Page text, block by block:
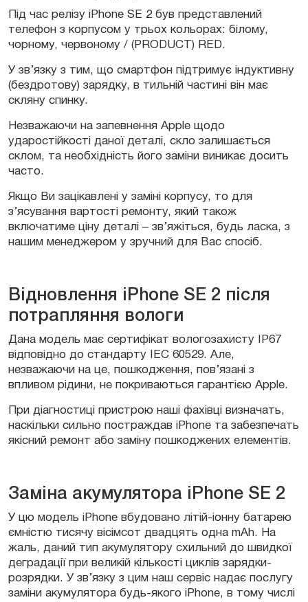
Під час релізу iPhone SE 2 був представлений
телефон з корпусом у трьох кольорах: білому,
чорному, червоному / (PRODUCT) RED.
У зв’язку з тим, що смартфон підтримує індуктивну
(бездротову) зарядку, в тильній частині він має
скляну спинку.
Незважаючи на запевнення Apple щодо
ударостійкості даної деталі, скло залишається
склом, та необхідність його заміни виникає досить
часто.
Якщо Ви зацікавлені у заміні корпусу, то для
з’ясування вартості ремонту, який також
включатиме ціну деталі – зв’яжіться, будь ласка, з
нашим менеджером у зручний для Вас спосіб.
Відновлення iPhone SE 2 після
потрапляння вологи
Дана модель має сертифікат вологозахисту IP67
відповідно до стандарту IEC 60529. Але,
незважаючи на це, пошкодження, пов’язані з
впливом рідини, не покриваються гарантією Apple.
При діагностиці пристрою наші фахівці визначать,
наскільки сильно постраждав iPhone та забезпечать
якісний ремонт або заміну пошкоджених елементів.
Заміна акумулятора iPhone SE 2
У цю модель iPhone вбудовано літій-іонну батарею
ємністю тисячу вісімсот двадцять одна mAh. На
жаль, даний тип акумулятору схильний до швидкої
деградації при великій кількості циклів зарядки-
розрядки. У зв’язку з цим наш сервіс надає послугу
заміни акумулятора будь-якого iPhone, в тому числі